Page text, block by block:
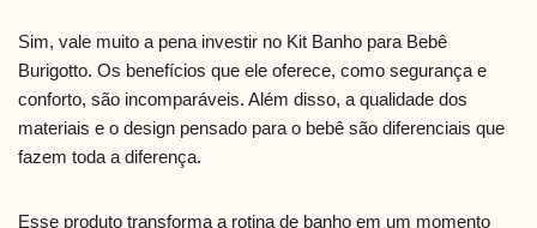
Sim, vale muito a pena investir no Kit Banho para Bebê
Burigotto. Os benefícios que ele oferece, como segurança e
conforto, são incomparáveis. Além disso, a qualidade dos
materiais e o design pensado para o bebê são diferenciais que
fazem toda a diferença.
Esse produto transforma a rotina de banho em um momento